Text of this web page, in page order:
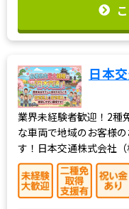
日本
業界未経験者歓迎！2種
な車両で地域のお客様
す！日本交通株式会社